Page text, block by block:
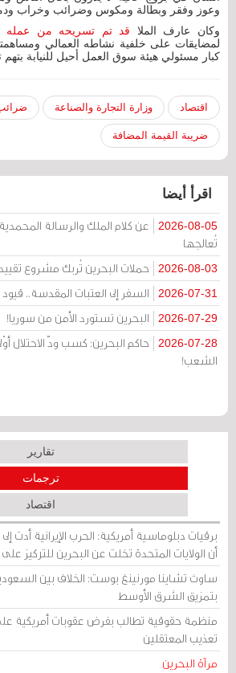
وعوز وفقر وبطالة ومكوس وضرائب وخراب
وكان عارف الملا قد تم تسريحه من عمله في
لمضايقات على خلفية نشاطه العمالي
كبار مسئولي هيئة سوق العمل أحيل للنيابة بتهم
اقتصاد وزارة التجارة والصناعة
ضريبة القيمة المضافة
اقرأ أيضا
2026-08-05
عن كلام الملك والرسالة
تُعالجها
2026-08-03 حملات البحرين تُربك مشروع
2026-07-31 السفر إلى العتبات المقدسة..
2026-07-29 البحرين تستورد الأمن من سوريا!
2026-07-28
حاكم البحرين: كسب ودّ الاحتلال
الشعب!
تقارير
ترجمات
اقتصاد
برقيات دبلوماسية أمريكية: الحرب الإيرانية أدت
أن الولايات المتحدة تخلت عن البحرين للتركيز
ساوث تشاينا مورنينغ بوست: الخلاف بين
بتمزيق الشرق الأوسط
منظمة حقوقية تطالب بفرض عقوبات أمريكية
تعذيب المعتقلين
مرآة البحرين